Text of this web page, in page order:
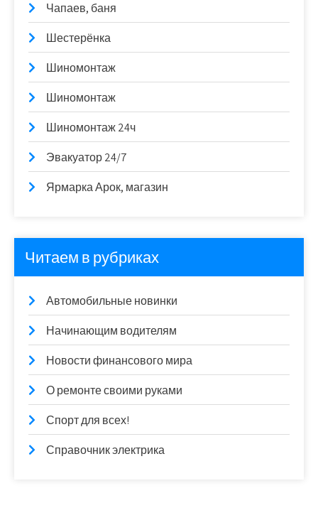
Чапаев, баня
Шестерёнка
Шиномонтаж
Шиномонтаж
Шиномонтаж 24ч
Эвакуатор 24/7
Ярмарка Арок, магазин
Читаем в рубриках
Автомобильные новинки
Начинающим водителям
Новости финансового мира
О ремонте своими руками
Спорт для всех!
Справочник электрика